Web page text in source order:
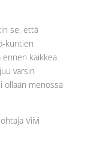
se, että
kuntien
kaikkea
varsin
ollaan menossa
Viivi